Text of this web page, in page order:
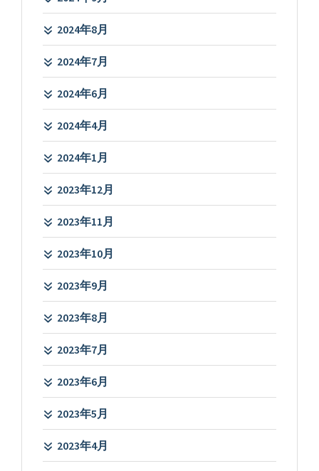
2024年8月
2024年7月
2024年6月
2024年4月
2024年1月
2023年12月
2023年11月
2023年10月
2023年9月
2023年8月
2023年7月
2023年6月
2023年5月
2023年4月